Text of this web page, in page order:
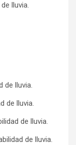
lluvia.
de lluvia.
de lluvia.
de lluvia.
de lluvia.